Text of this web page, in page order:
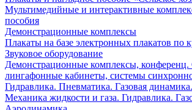
Мультимедийные и интерактивные
пособия
Демонстрационные комплексы
Плакаты на базе электронных плакатов по
Звуковое оборудование
Демонстрационные комплексы,
лингафонные кабинеты, системы
Гидравлика. Пневматика. Газовая динамика.
Механика жидкости и газа. Гидравлика.